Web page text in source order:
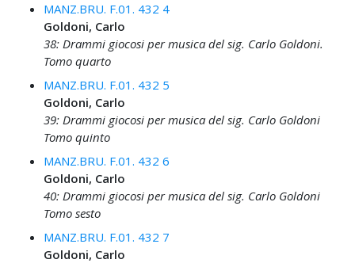
MANZ.BRU. F.01. 432 4
Goldoni, Carlo
38: Drammi giocosi per musica del sig. Carlo Goldoni.
Tomo quarto
MANZ.BRU. F.01. 432 5
Goldoni, Carlo
39: Drammi giocosi per musica del sig. Carlo Goldoni
Tomo quinto
MANZ.BRU. F.01. 432 6
Goldoni, Carlo
40: Drammi giocosi per musica del sig. Carlo Goldoni
Tomo sesto
MANZ.BRU. F.01. 432 7
Goldoni, Carlo